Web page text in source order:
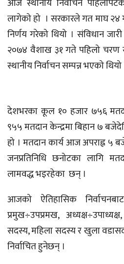
आज स्थानीय निर्वाचन
लागेको हो । सरकारले गत माघ २४
निर्णय गरेको थियो । संविधान
२०७४ वैशाख ३१ गते पहिलो चरण
स्थानीय निर्वाचन सम्पन्न भएको थियो
देशभरका कूल १० हजार ७५६
९५५ मतदान केन्द्रमा बिहान ७
हो । मतदान कार्य आज अपराह्न ५
जनप्रतिनिधि छनोटका लागि
लामवद्ध भइरहेका छन् ।
आजको ऐतिहासिक
प्रमुख÷उपप्रमख,
सदस्य, महिला सदस्य र खुला
निर्वाचित हुनेछन् ।